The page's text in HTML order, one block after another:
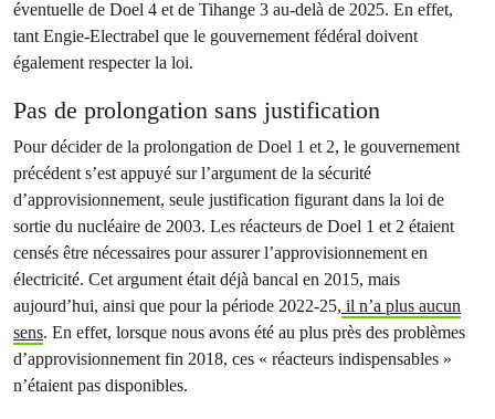
éventuelle de Doel 4 et de Tihange 3 au-delà de 2025. En effet,
tant Engie-Electrabel que le gouvernement fédéral doivent
également respecter la loi.
Pas de prolongation sans justification
Pour décider de la prolongation de Doel 1 et 2, le gouvernement
précédent s’est appuyé sur l’argument de la sécurité
d’approvisionnement, seule justification figurant dans la loi de
sortie du nucléaire de 2003. Les réacteurs de Doel 1 et 2 étaient
censés être nécessaires pour assurer l’approvisionnement en
électricité. Cet argument était déjà bancal en 2015, mais
aujourd’hui, ainsi que pour la période 2022-25, il n’a plus aucun
sens. En effet, lorsque nous avons été au plus près des problèmes
d’approvisionnement fin 2018, ces « réacteurs indispensables »
n’étaient pas disponibles.